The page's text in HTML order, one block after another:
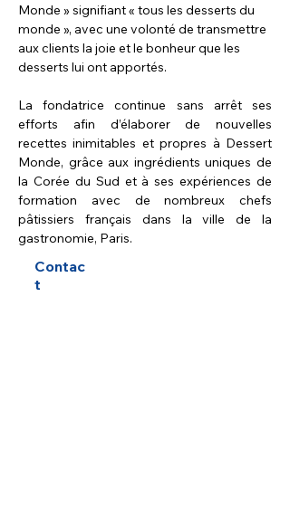
Monde » signifiant « tous les desserts du
monde », avec une volonté de transmettre
aux clients la joie et le bonheur que les
desserts lui ont apportés.
La fondatrice continue sans arrêt ses
efforts afin d’élaborer de nouvelles
recettes inimitables et propres à Dessert
Monde, grâce aux ingrédients uniques de
la Corée du Sud et à ses expériences de
formation avec de nombreux chefs
pâtissiers français dans la ville de la
gastronomie, Paris.
Contac
t